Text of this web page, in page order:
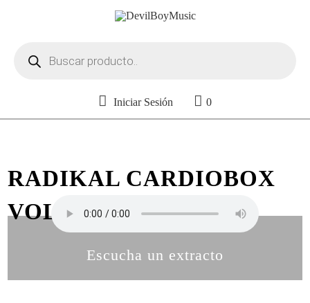
productos
Iniciar Sesión 0
RADIKAL CARDIOBOX
VOL. 27
Escucha un extracto